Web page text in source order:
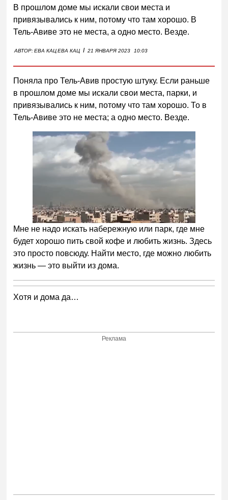
В прошлом доме мы искали свои места и
привязывались к ним, потому что там хорошо. В
Тель-Авиве это не места, а одно место. Везде.
АВТОР:ЕВА КАЦЕВА КАЦ I 21 ЯНВАРЯ 2023 10:03
Поняла про Тель-Авив простую штуку. Если раньше
в прошлом доме мы искали свои места, парки, и
привязывались к ним, потому что там хорошо. То в
Тель-Авиве это не места; а одно место. Везде.
Мне не надо искать набережную или парк, где мне
будет хорошо пить свой кофе и любить жизнь. Здесь
это просто повсюду. Найти место, где можно любить
жизнь — это выйти из дома.
Хотя и дома да…
Реклама